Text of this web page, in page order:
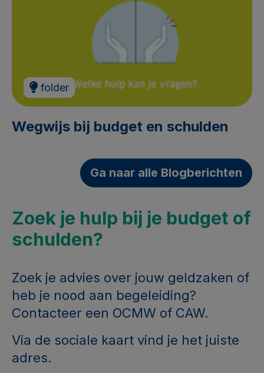
folder
Wegwijs bij budget en schulden
Ga naar alle Blogberichten
Zoek je hulp bij je budget of
schulden?
Zoek je advies over jouw geldzaken of
heb je nood aan begeleiding?
Contacteer een OCMW of CAW.
Via de sociale kaart vind je het juiste
adres.